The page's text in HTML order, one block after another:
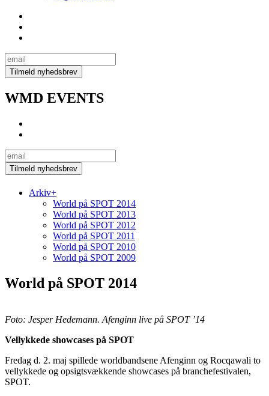
WMD EVENTS
Arkiv+
World på SPOT 2014
World på SPOT 2013
World på SPOT 2012
World på SPOT 2011
World på SPOT 2010
World på SPOT 2009
World på SPOT 2014
Foto: Jesper Hedemann. Afenginn live på SPOT ’14
Vellykkede showcases på SPOT
Fredag d. 2. maj spillede worldbandsene Afenginn og Rocqawali to
vellykkede og opsigtsvækkende showcases på branchefestivalen,
SPOT.